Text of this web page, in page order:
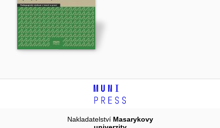
Nakladatelství Masarykovy